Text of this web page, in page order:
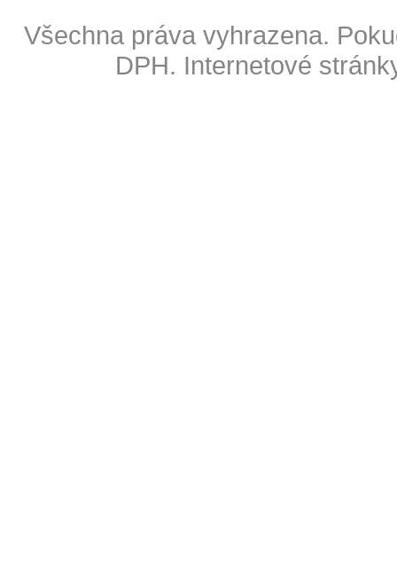
Všechna práva vyhrazena.
DPH. Internetové